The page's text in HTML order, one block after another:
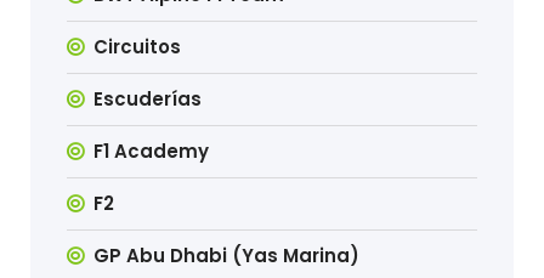
Circuitos
Escuderías
F1 Academy
F2
GP Abu Dhabi (Yas Marina)